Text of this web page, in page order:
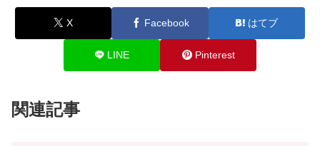
X Facebook はてブ
LINE Pinterest
関連記事